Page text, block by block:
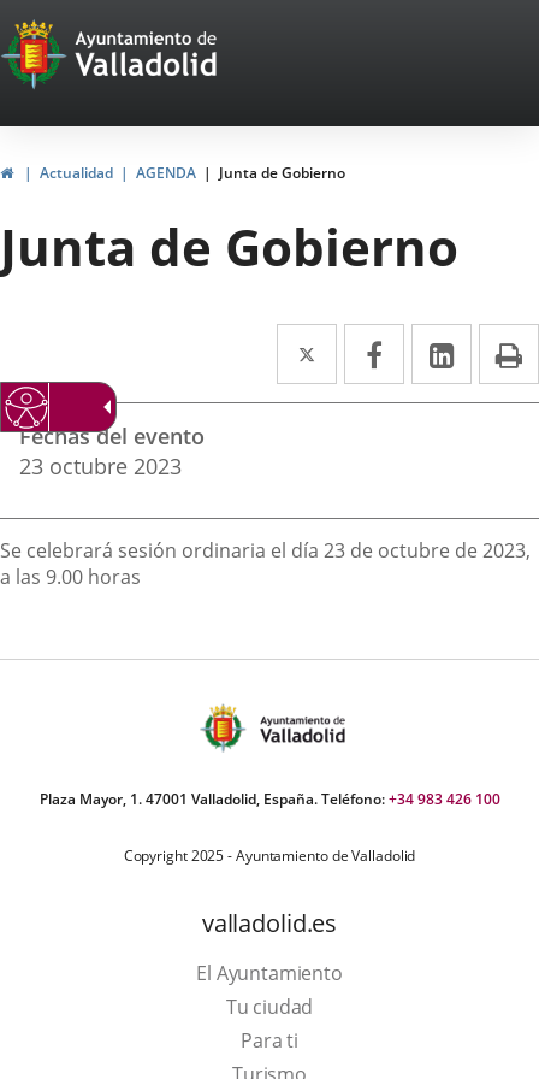
Portal
Web
del
Ayuntamiento
de
Valladolid
InicioActualidad AGENDA Junta de Gobierno
Junta de Gobierno
Twitter
Enlace
a
externa.
Facebook
Enlace
a
externa.
Enlace
a
Datos
del
evento
Fechas del evento
23 octubre 2023
Descripción
Se celebrará sesión ordinaria el día 23 de octubre de 2023,
a las 9.00 horas
Plaza Mayor, 1. 47001 Valladolid, España. Teléfono:+34 983 426 100
Copyright 2025 - Ayuntamiento de Valladolid
valladolid.es
El Ayuntamiento
Tu ciudad
Para ti
Este